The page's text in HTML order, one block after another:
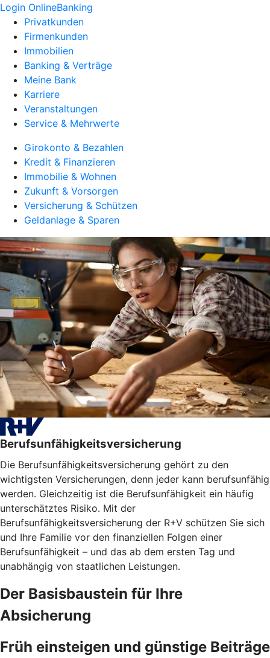
Login OnlineBanking
Privatkunden
Firmenkunden
Immobilien
Banking & Verträge
Meine Bank
Karriere
Veranstaltungen
Service & Mehrwerte
Girokonto & Bezahlen
Kredit & Finanzieren
Immobilie & Wohnen
Zukunft & Vorsorgen
Versicherung & Schützen
Geldanlage & Sparen
Berufsunfähigkeitsversicherung
Die Berufsunfähigkeitsversicherung gehört zu den
wichtigsten Versicherungen, denn jeder kann berufsunfähig
werden. Gleichzeitig ist die Berufsunfähigkeit ein häufig
unterschätztes Risiko. Mit der
Berufsunfähigkeitsversicherung der R+V schützen Sie sich
und Ihre Familie vor den finanziellen Folgen einer
Berufsunfähigkeit – und das ab dem ersten Tag und
unabhängig von staatlichen Leistungen.
Der Basisbaustein für Ihre
Absicherung
Früh einsteigen und günstige Beiträge